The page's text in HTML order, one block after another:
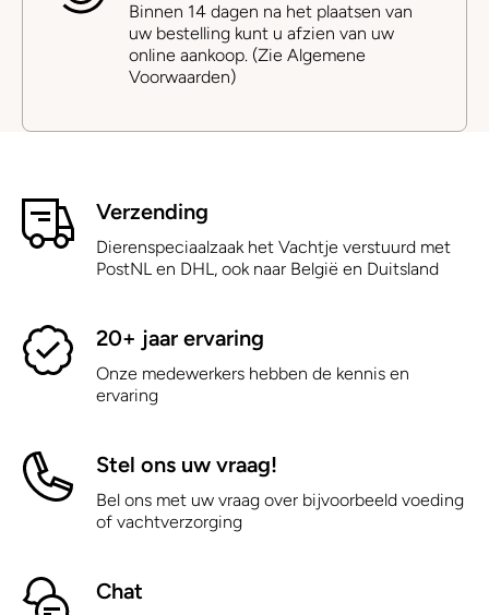
Binnen 14 dagen na het plaatsen van
uw bestelling kunt u afzien van uw
online aankoop. (Zie Algemene
Voorwaarden)
Verzending
Dierenspeciaalzaak het Vachtje verstuurd met
PostNL en DHL, ook naar België en Duitsland
20+ jaar ervaring
Onze medewerkers hebben de kennis en
ervaring
Stel ons uw vraag!
Bel ons met uw vraag over bijvoorbeeld voeding
of vachtverzorging
Chat